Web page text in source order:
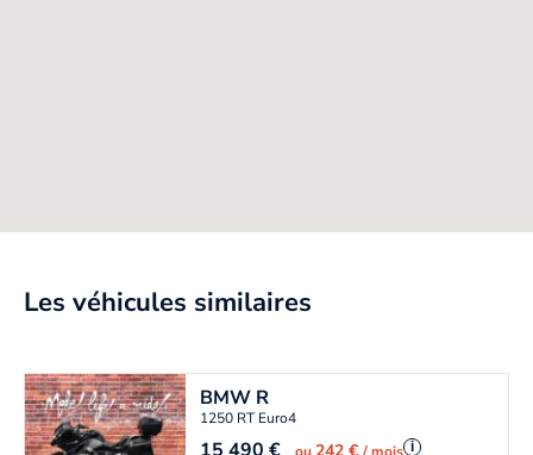
Les véhicules similaires
BMW R
1250 RT Euro4
i